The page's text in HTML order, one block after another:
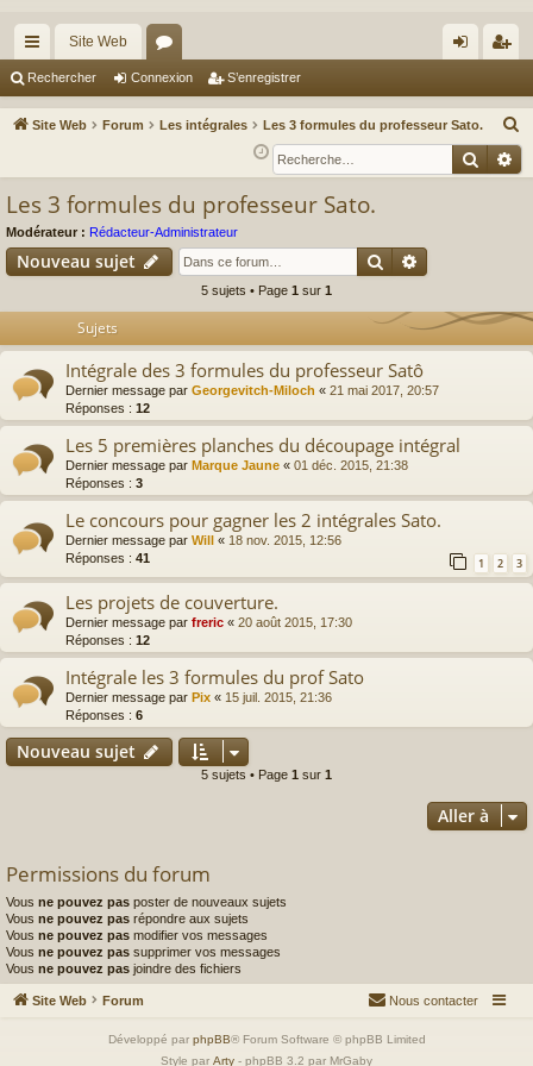
cc
ès
Site Web
or
u ne
xi
nr
eg
Rechercher Connexion S’enregistrer
Site Web Forum Les intégrales Les 3 formules du professeur Sato.
e
c
Les 3 formules du professeur Sato.
Modérateur : Rédacteur-Administrateur
Nouveau sujet Rechercher
5 sujets • Page 1 sur 1
Sujets
Intégrale des 3 formules du professeur Satô
Dernier message par Georgevitch-Miloch « 21 mai 2017, 20:57
Réponses : 12
Les 5 premières planches du découpage intégral
Dernier message par Marque Jaune « 01 déc. 2015, 21:38
Réponses : 3
Le concours pour gagner les 2 intégrales Sato.
Dernier message par Will « 18 nov. 2015, 12:56
Réponses : 41 1 2 3
Les projets de couverture.
Dernier message par freric « 20 août 2015, 17:30
Réponses : 12
Intégrale les 3 formules du prof Sato
Dernier message par Pix « 15 juil. 2015, 21:36
Réponses : 6
Nouveau sujet
5 sujets • Page 1 sur 1
Aller à
Permissions du forum
Vous ne pouvez pas poster de nouveaux sujets
Vous ne pouvez pas répondre aux sujets
Vous ne pouvez pas modifier vos messages
Vous ne pouvez pas supprimer vos messages
Vous ne pouvez pas joindre des fichiers
Site Web Forum Nous contacter
Développé par phpBB® Forum Software © phpBB Limited
Style par Arty - phpBB 3.2 par MrGaby